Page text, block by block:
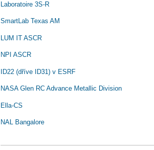
Laboratoire 3S-R
SmartLab Texas AM
LUM IT ASCR
NPI ASCR
ID22 (dříve ID31) v ESRF
NASA Glen RC Advance Metallic Division
Ella-CS
NAL Bangalore